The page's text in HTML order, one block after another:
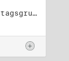
Titel: Unterlagen der Bundestagsgruppe und -fraktion Bündnis 90/Die Grünen (3)